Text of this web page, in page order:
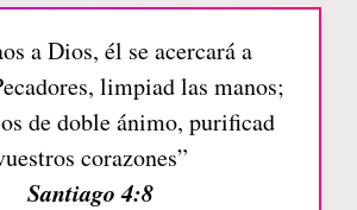
a Dios, él se acercará a
limpiad las manos;
de doble ánimo, purificad
corazones”
Santiago 4:8